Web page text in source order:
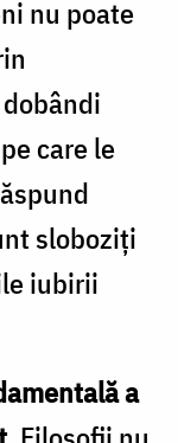
nu poate
care le
sloboziţi
iubirii
a